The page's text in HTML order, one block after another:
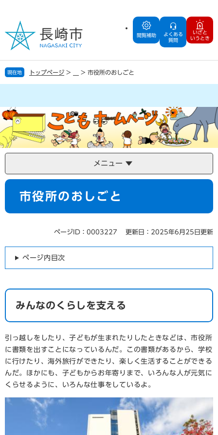
の
で
す
ー
ば
し
文
へ
閲覧補助
よくある
質問
いざと
いうとき
現在地 トップページ > > 市役所のおしごと
メニュー
本
市役所のおしごと
ページID：0003227 更新日：2025年6月25日更新
ページ内目次
みんなのくらしを支える
引っ越しをしたり、子どもが生まれたりしたときなどは、市役所
に書類を出すことになっているんだ。この書類があるから、学校
に行けたり、海外旅行ができたり、楽しく生活することができる
んだ。ほかにも、子どもからお年寄りまで、いろんな人が元気に
くらせるように、いろんな仕事をしているよ。